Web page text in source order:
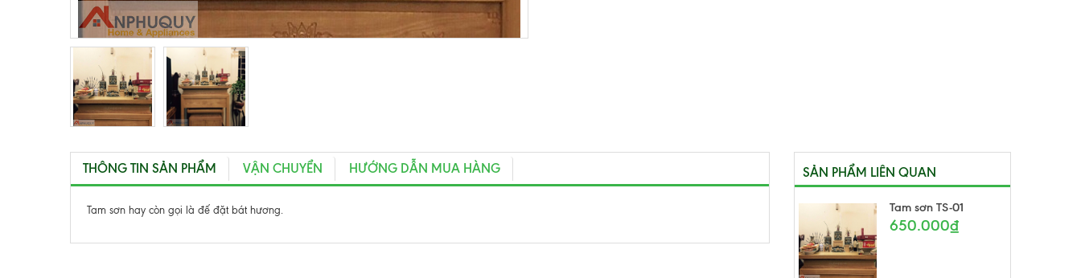
THÔNG TIN SẢN PHẨM VẬN CHUYỂN HƯỚNG DẪN MUA HÀNG
Tam sơn hay còn gọi là đế đặt bát hương.
SẢN PHẨM LIÊN QUAN
Tam sơn TS-01
650.000₫